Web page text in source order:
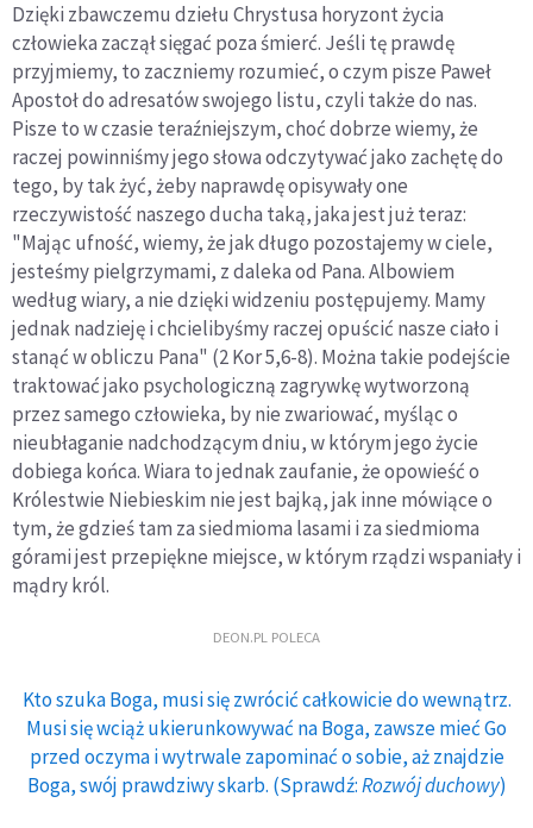
Dzięki zbawczemu dziełu Chrystusa horyzont życia
człowieka zaczął sięgać poza śmierć. Jeśli tę prawdę
przyjmiemy, to zaczniemy rozumieć, o czym pisze Paweł
Apostoł do adresatów swojego listu, czyli także do nas.
Pisze to w czasie teraźniejszym, choć dobrze wiemy, że
raczej powinniśmy jego słowa odczytywać jako zachętę do
tego, by tak żyć, żeby naprawdę opisywały one
rzeczywistość naszego ducha taką, jaka jest już teraz:
"Mając ufność, wiemy, że jak długo pozostajemy w ciele,
jesteśmy pielgrzymami, z daleka od Pana. Albowiem
według wiary, a nie dzięki widzeniu postępujemy. Mamy
jednak nadzieję i chcielibyśmy raczej opuścić nasze ciało i
stanąć w obliczu Pana" (2 Kor 5,6-8). Można takie podejście
traktować jako psychologiczną zagrywkę wytworzoną
przez samego człowieka, by nie zwariować, myśląc o
nieubłaganie nadchodzącym dniu, w którym jego życie
dobiega końca. Wiara to jednak zaufanie, że opowieść o
Królestwie Niebieskim nie jest bajką, jak inne mówiące o
tym, że gdzieś tam za siedmioma lasami i za siedmioma
górami jest przepiękne miejsce, w którym rządzi wspaniały i
mądry król.
DEON.PL POLECA
Kto szuka Boga, musi się zwrócić całkowicie do wewnątrz.
Musi się wciąż ukierunkowywać na Boga, zawsze mieć Go
przed oczyma i wytrwale zapominać o sobie, aż znajdzie
Boga, swój prawdziwy skarb. (Sprawdź:Rozwój duchowy)